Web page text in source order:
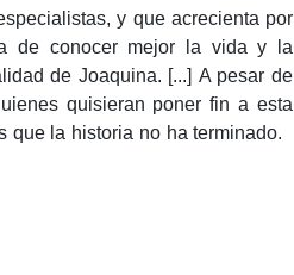
y que acrecienta por
de conocer mejor la vida y la
de Joaquina. [...] A pesar de
quisieran poner fin a esta
que la historia no ha terminado.